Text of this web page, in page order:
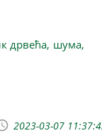
дрвећа, шума,
2023-03-07